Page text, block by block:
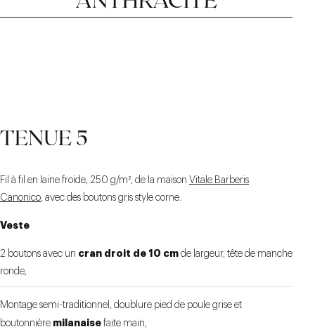
TENUE 5
Fil à fil en laine froide, 250 g/m², de la maison Vitale Barberis
Canonico, avec des boutons gris style corne.
Veste
2 boutons avec un cran droit de 10 cm de largeur, tête de manche
ronde,
Montage semi-traditionnel, doublure pied de poule grise et
boutonnière milanaise faite main,